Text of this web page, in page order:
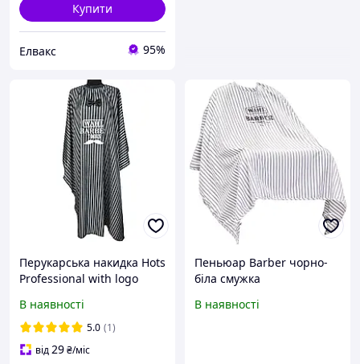
Купити
Елвакс 95%
Перукарська накидка Hots
Professional with logo
на резинці та гачках
(HP1065)
В наявності
5.0 (1)
від29₴/міс
Пеньюар Barber чорно-
біла смужка
В наявності